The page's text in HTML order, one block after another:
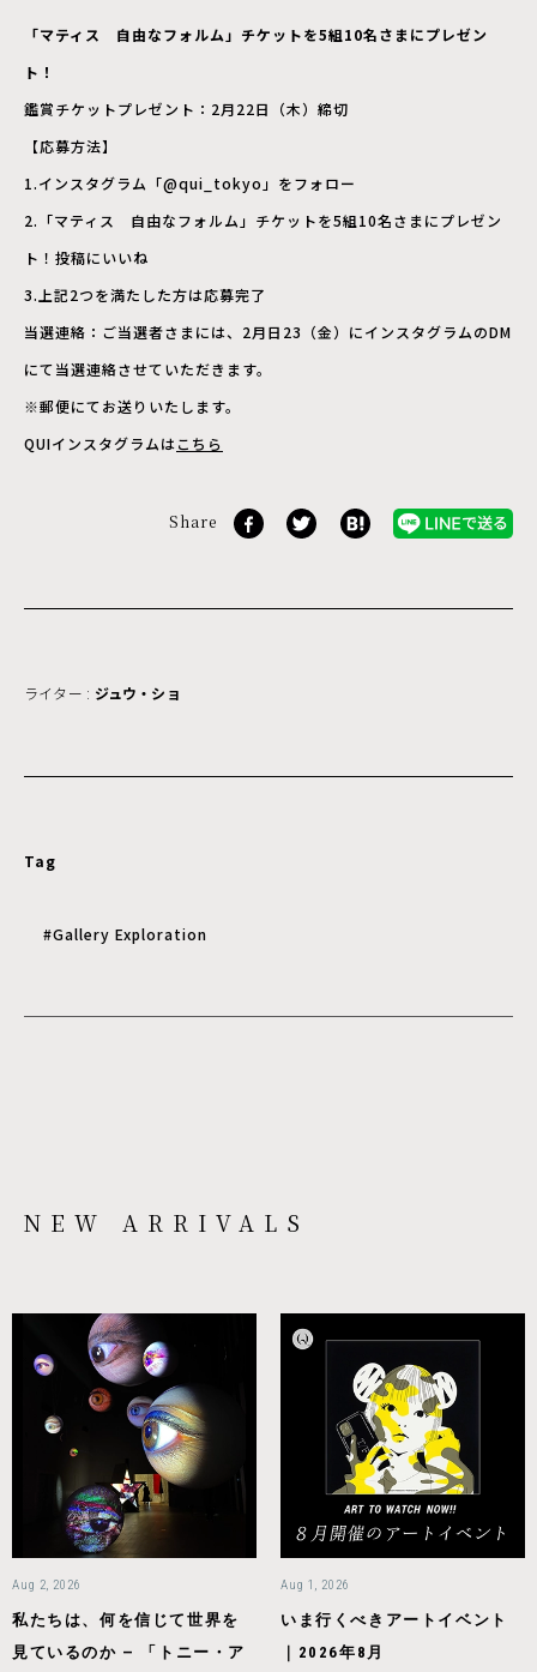
「マティス 自由なフォルム」チケットを5組10名さまにプレゼン
ト！
鑑賞チケットプレゼント：2月22日（木）締切
【応募方法】
1.インスタグラム「@qui_tokyo」をフォロー
2.「マティス 自由なフォルム」チケットを5組10名さまにプレゼン
ト！投稿にいいね
3.上記2つを満たした方は応募完了
当選連絡：ご当選者さまには、2月日23（金）にインスタグラムのDM
にて当選連絡させていただきます。
※郵便にてお送りいたします。
QUIインスタグラムはこちら
Share
ライター : ジュウ・ショ
Tag
#Gallery Exploration
NEW ARRIVALS
Aug 2, 2026
私たちは、何を信じて世界を
見ているのか — 「トニー・ア
Aug 1, 2026
いま行くべきアートイベント
｜2026年8月